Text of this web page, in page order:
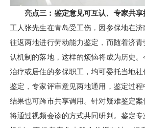
亮点三：鉴定意见可互认、专家共享
工人张先生在青岛受工伤，因参保地在
往返两地进行劳动能力鉴定，而随着济
认机制的落地，这样的烦恼将成为历史
治疗或居住的参保职工，均可委托当地
鉴定，专家评审意见两地通用，鉴定过
结果也可跨市共享调用。针对疑难鉴定
将通过视频会诊的方式共同研判。鉴定